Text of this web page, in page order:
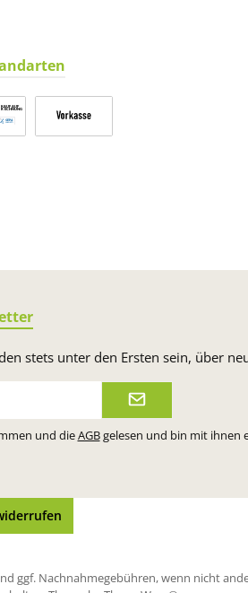
stets unter den Ersten sein, über
und dieAGBgelesen und bin mit ihnen
ggf. Nachnahmegebühren, wenn nicht